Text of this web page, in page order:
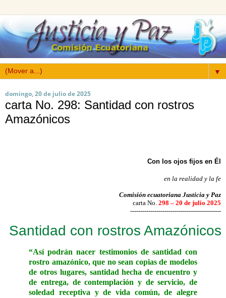
▼
domingo, 20 de julio de 2025
carta No. 298: Santidad con rostros
Amazónicos
Con los ojos fijos en Él
en la realidad y la fe
Comisión ecuatoriana Justicia y Paz
carta No. 298 – 20 de julio 2025
---------------------------------------------
Santidad con rostros Amazónicos
“Así podrán nacer testimonios de santidad con
rostro amazónico, que no sean copias de modelos
de otros lugares, santidad hecha de encuentro y
de entrega, de contemplación y de servicio, de
soledad receptiva y de vida común, de alegre